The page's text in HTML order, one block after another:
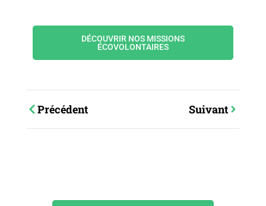
DÉCOUVRIR NOS MISSIONS
ÉCOVOLONTAIRES
Précédent Suivant